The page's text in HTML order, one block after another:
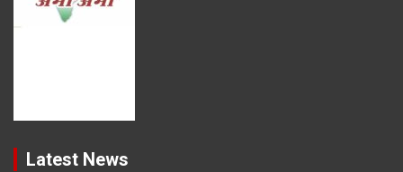
Latest News